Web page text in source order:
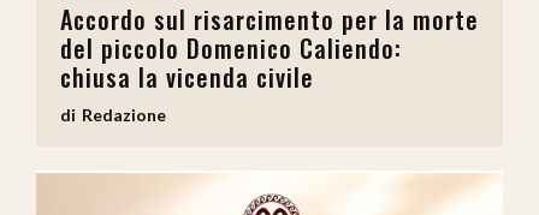
Accordo sul risarcimento per la morte
del piccolo Domenico Caliendo:
chiusa la vicenda civile
Redazione